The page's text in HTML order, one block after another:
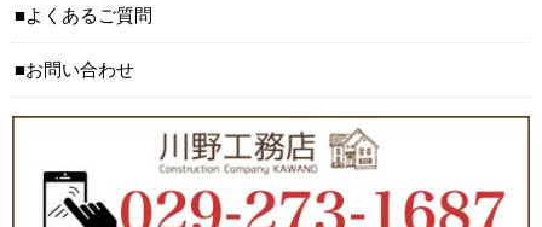
よくあるご質問
お問い合わせ